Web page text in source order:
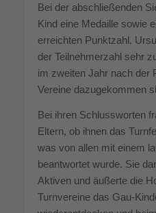
Bei der abschließenden
Kind eine Medaille sowie
erreichten Punktzahl.
der Teilnehmerzahl sehr
im zweiten Jahr nach der
Vereine dazugekommen
Bei ihren Schlussworten
Eltern, ob ihnen das
was von allen mit einem
beantwortet wurde. Sie
Aktiven und äußerte die
Turnvereine das Gau-